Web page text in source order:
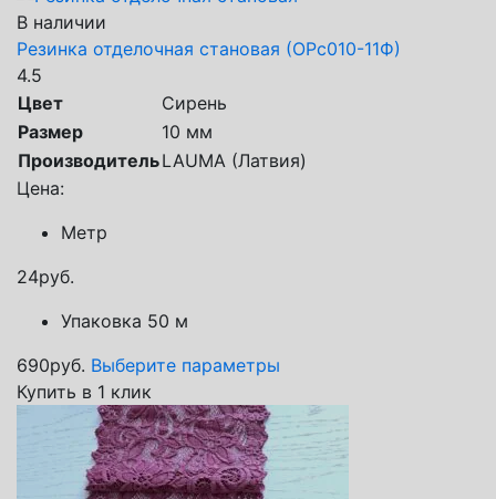
В наличии
Резинка отделочная становая (ОРс010-11Ф)
4.5
Цвет
Сирень
Размер
10 мм
ПроизводительLAUMA (Латвия)
Цена:
Метр
24руб.
Упаковка 50 м
690руб. Выберите параметры
Купить в 1 клик